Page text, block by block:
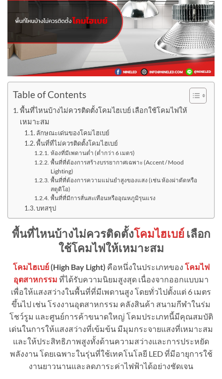
Table of Contents
พื้นที่ไหนบ้างไม่ควรติดตั้งโคมไฮเบย์ เลือกใช้โคมไฟให้
เหมาะสม
ลักษณะเด่นของโคมไฮเบย์
พื้นที่ที่ไม่ควรติดตั้งโคมไฮเบย์
ห้องที่มีเพดานต่ำ (ต่ำกว่า 6 เมตร)
พื้นที่ที่ต้องการสร้างบรรยากาศเฉพาะ (Accent / Mood
Lighting)
พื้นที่ที่ต้องการความแม่นยำสูงของแสง (เช่น ห้องผ่าตัดหรือ
สตูดิโอ)
พื้นที่ที่มีการสั่นสะเทือนหรืออุณหภูมิรุนแรง
บทสรุป
พื้นที่ไหนบ้างไม่ควรติดตั้งโคมไฮเบย์เลือก
ใช้โคมไฟให้เหมาะสม
โคมไฮเบย์(High Bay Light) คือหนึ่งในประเภทของ โคมไฟ
อุตสาหกรรม ที่ได้รับความนิยมสูงสุด เนื่องจากออกแบบมา
เพื่อให้แสงสว่างในพื้นที่ที่มีเพดานสูง โดยทั่วไปตั้งแต่ 6 เมตร
ขึ้นไป เช่น โรงงานอุตสาหกรรม คลังสินค้า สนามกีฬาในร่ม
โชว์รูม และศูนย์การค้าขนาดใหญ่ โคมประเภทนี้มีคุณสมบัติ
เด่นในการให้แสงสว่างที่เข้มข้น มีมุมกระจายแสงที่เหมาะสม
และให้ประสิทธิภาพสูงทั้งด้านความสว่างและการประหยัด
พลังงาน โดยเฉพาะในรุ่นที่ใช้เทคโนโลยี LED ที่มีอายุการใช้
งานยาวนานและลดภาระค่าไฟฟ้าได้อย่างชัดเจน